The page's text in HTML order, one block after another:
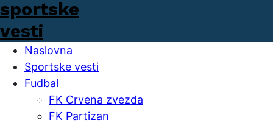
Naslovna
Sportske vesti
Fudbal
FK Crvena zvezda
FK Partizan